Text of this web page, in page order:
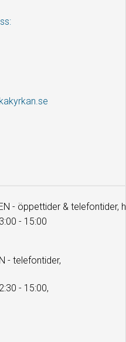
- öppettider & telefontider,
- 15:00
- telefontider,
- 15:00,